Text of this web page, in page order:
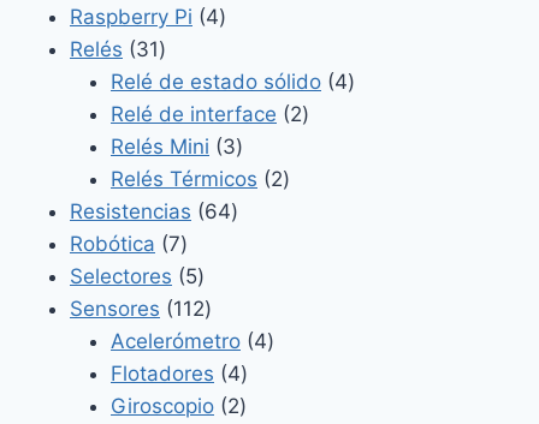
productos
Raspberry Pi 44
Relés 3131
productos
Relé de estado sólido 44
Relé de interface 22
Relés Mini 33
productos
Relés Térmicos 22
Resistencias 6464
Robótica 77
productos
Selectores 55
productos
Sensores 112112
productos
Acelerómetro 44
Flotadores 44
productos
Giroscopio 22